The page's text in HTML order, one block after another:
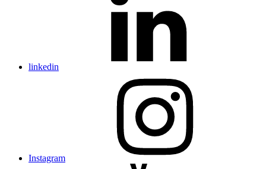
linkedin
Instagram